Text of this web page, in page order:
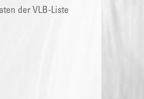
der VLB-Liste